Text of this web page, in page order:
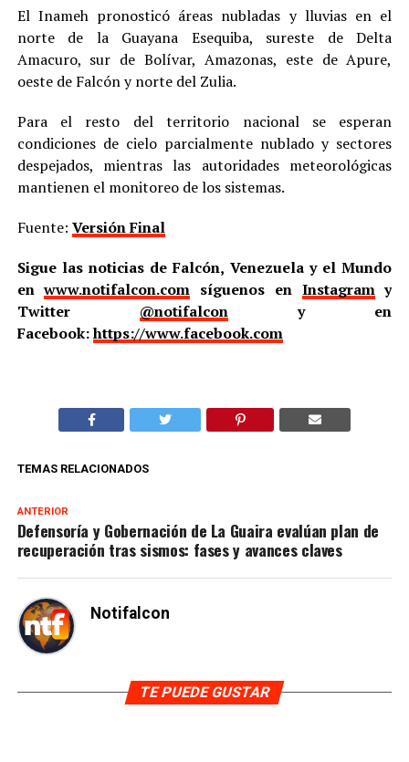
El Inameh pronosticó áreas nubladas y lluvias en el
norte de la Guayana Esequiba, sureste de Delta
Amacuro, sur de Bolívar, Amazonas, este de Apure,
oeste de Falcón y norte del Zulia.
Para el resto del territorio nacional se esperan
condiciones de cielo parcialmente nublado y sectores
despejados, mientras las autoridades meteorológicas
mantienen el monitoreo de los sistemas.
Fuente: Versión Final
Sigue las noticias de Falcón, Venezuela y el Mundo
enwww.notifalcon.com síguenos en Instagramy
Twitter @notifalcony en
Facebook:https://www.facebook.com
TEMAS RELACIONADOS
ANTERIOR
Defensoría y Gobernación de La Guaira evalúan plan de
recuperación tras sismos: fases y avances claves
Notifalcon
TE PUEDE GUSTAR